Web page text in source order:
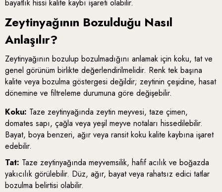
bayatlık hissi kalite kaybı işareti olabilir.
Zeytinyağının Bozulduğu Nasıl
Anlaşılır?
Zeytinyağının bozulup bozulmadığını anlamak için koku, tat ve
genel görünüm birlikte değerlendirilmelidir. Renk tek başına
kalite veya bozulma göstergesi değildir; zeytinin çeşidine, hasat
dönemine ve filtreleme durumuna göre değişebilir.
Koku: Taze zeytinyağında zeytin meyvesi, taze çimen,
domates sapı, çağla veya yeşil meyve notaları hissedilebilir.
Bayat, boya benzeri, ağır veya ransit koku kalite kaybına işaret
edebilir.
Tat: Taze zeytinyağında meyvemsilik, hafif acılık ve boğazda
yakıcılık görülebilir. Düz, ağır, bayat veya rahatsız edici tatlar
bozulma belirtisi olabilir.